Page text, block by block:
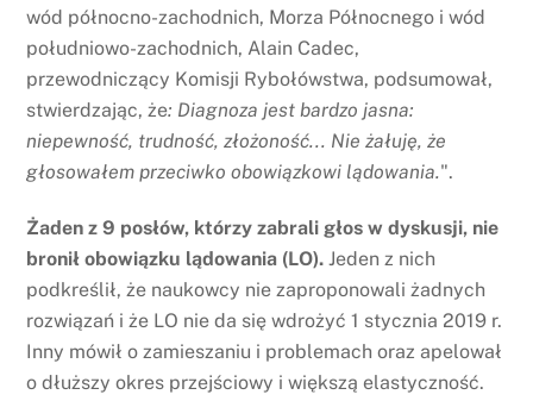
wód północno-zachodnich, Morza Północnego i wód
południowo-zachodnich, Alain Cadec,
przewodniczący Komisji Rybołówstwa, podsumował,
stwierdzając, że: Diagnoza jest bardzo jasna:
niepewność, trudność, złożoność... Nie żałuję, że
głosowałem przeciwko obowiązkowi lądowania.".
Żaden z 9 posłów, którzy zabrali głos w dyskusji, nie
bronił obowiązku lądowania (LO). Jeden z nich
podkreślił, że naukowcy nie zaproponowali żadnych
rozwiązań i że LO nie da się wdrożyć 1 stycznia 2019 r.
Inny mówił o zamieszaniu i problemach oraz apelował
o dłuższy okres przejściowy i większą elastyczność.